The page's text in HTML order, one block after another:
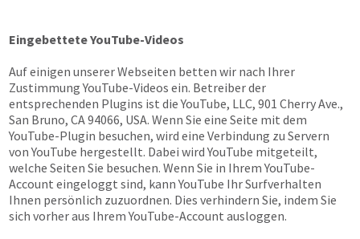
Eingebettete YouTube-Videos
Auf einigen unserer Webseiten betten wir nach Ihrer
Zustimmung YouTube-Videos ein. Betreiber der
entsprechenden Plugins ist die YouTube, LLC, 901 Cherry Ave.,
San Bruno, CA 94066, USA. Wenn Sie eine Seite mit dem
YouTube-Plugin besuchen, wird eine Verbindung zu Servern
von YouTube hergestellt. Dabei wird YouTube mitgeteilt,
welche Seiten Sie besuchen. Wenn Sie in Ihrem YouTube-
Account eingeloggt sind, kann YouTube Ihr Surfverhalten
Ihnen persönlich zuzuordnen. Dies verhindern Sie, indem Sie
sich vorher aus Ihrem YouTube-Account ausloggen.